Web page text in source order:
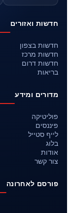
חדשות ואזורים
חדשות בצפון
חדשות מרכז
חדשות דרום
בריאות
מדורים ומידע
פוליטיקה
פיננסים
לייף סטייל
בלוג
אודות
צור קשר
פורסם לאחרונה